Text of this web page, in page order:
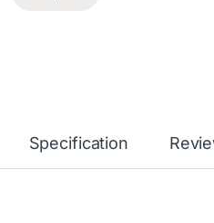
Specification